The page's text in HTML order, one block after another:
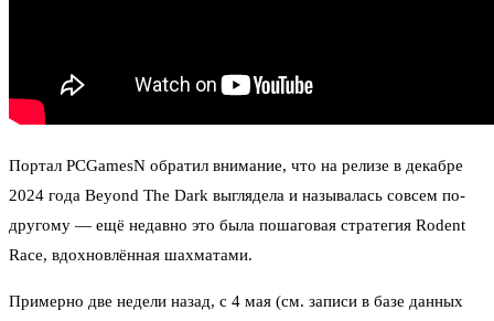
Портал PCGamesN обратил внимание, что на релизе в декабре
2024 года Beyond The Dark выглядела и называлась совсем по-
другому — ещё недавно это была пошаговая стратегия Rodent
Race, вдохновлённая шахматами.
Примерно две недели назад, с 4 мая (см. записи в базе данных